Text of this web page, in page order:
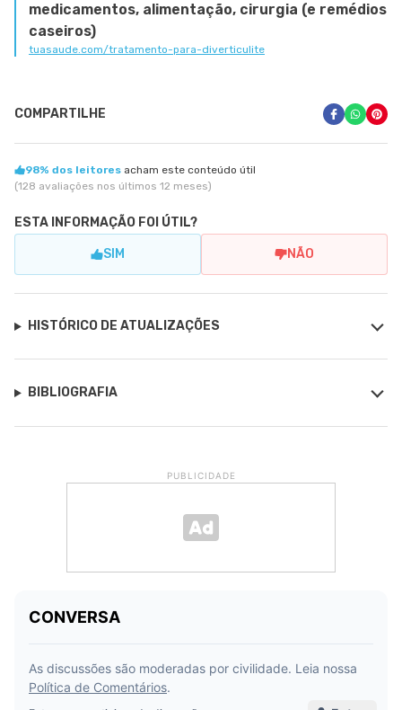
medicamentos, alimentação, cirurgia (e remédios
caseiros)
tuasaude.com/tratamento-para-diverticulite
COMPARTILHE
98% dos leitores acham este conteúdo útil
(128 avaliações nos últimos 12 meses)
ESTA INFORMAÇÃO FOI ÚTIL?
SIM NÃO
HISTÓRICO DE ATUALIZAÇÕES
BIBLIOGRAFIA
PUBLICIDADE